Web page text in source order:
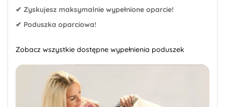
✔ Zyskujesz maksymalnie wypełnione oparcie!
✔ Poduszka oparciowa!
Zobacz wszystkie dostępne wypełnienia poduszek